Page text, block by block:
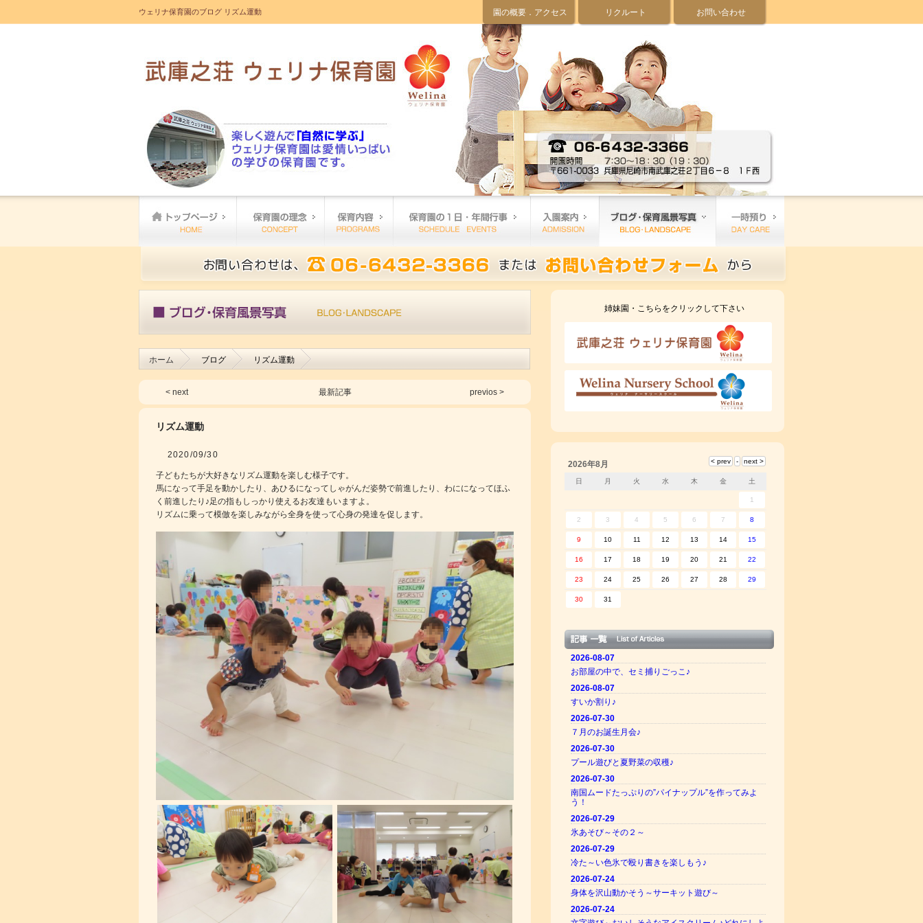
ウェリナ保育園のブログ リズム運動 園の概要．アクセス リクルート お問い合わせ
ホーム ブログ リズム運動
< next 最新記事 previos >
リズム運動
2020/09/30
子どもたちが大好きなリズム運動を楽しむ様子です。
馬になって手足を動かしたり、あひるになってしゃがんだ姿勢で前進したり、わにになってほふ
く前進したり♪足の指もしっかり使えるお友達もいますよ。
リズムに乗って模倣を楽しみながら全身を使って心身の発達を促します。
姉妹園・こちらをクリックして下さい
2026年8月
日 月 火 水 木 金 土
1
2 3 4 5 6 7 8
9 10 11 12 13 14 15
16 17 18 19 20 21 22
23 24 25 26 27 28 29
30 31